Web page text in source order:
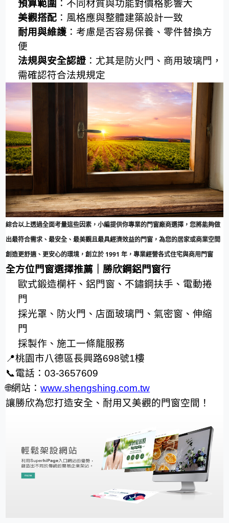
預算範圍 ：不同材質與功能對價格影響大
美觀搭配 ：風格應與整體建築設計一致
耐用與維護 ：考慮是否容易保養、零件替換方
便
法規與安全認證 ：尤其是防火門、商用玻璃門，
需確認符合法規規定
綜合以上透過全面考量這些因素，小編提供你專業的門窗廠商選擇，您將能夠做
出最符合需求、最安全、最美觀且最具經濟效益的門窗，為您的居家或商業空間
創造更舒適、更安心的環境 ，創立於 1991年，專業經營各式住宅與商用門窗
全方位門窗選擇推薦｜勝欣鋼鋁門窗行
歐式鍛造欄杆、鋁門窗、不鏽鋼扶手、電動捲
門
採光罩、防火門、店面玻璃門、氣密窗、伸縮
門
採製作、施工一條龍服務
📍桃園市八德區長興路698號1樓
📞電話：03-3657609
🌐網站：www.shengshing.com.tw
讓勝欣為您打造安全、耐用又美觀的門窗空間！